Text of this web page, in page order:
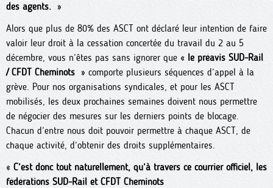
des agents. »
Alors que plus de 80% des ASCT ont déclaré leur intention de faire
valoir leur droit à la cessation concertée du travail du 2 au 5
décembre, vous n’êtes pas sans ignorer que « le préavis SUD-Rail
/ CFDT Cheminots » comporte plusieurs séquences d’appel à la
grève. Pour nos organisations syndicales, et pour les ASCT
mobilisés, les deux prochaines semaines doivent nous permettre
de négocier des mesures sur les derniers points de blocage.
Chacun d’entre nous doit pouvoir permettre à chaque ASCT, de
chaque activité, d’obtenir des droits supplémentaires.
« C’est donc tout naturellement, qu’à travers ce courrier officiel, les
fédérations SUD-Rail et CFDT Cheminots